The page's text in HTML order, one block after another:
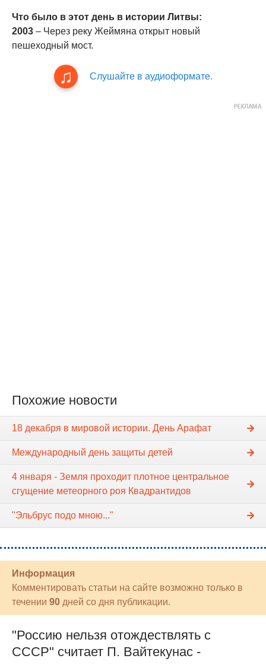
Что было в этот день в истории Литвы:
2003 – Через реку Жеймяна открыт новый
пешеходный мост.
Слушайте в аудиоформате.
Похожие новости
18 декабря в мировой истории. День Арафат
Международный день защиты детей
4 января - Земля проходит плотное центральное
сгущение метеорного роя Квадрантидов
"Эльбрус подо мною..."
Информация
Комментировать статьи на сайте возможно только в
течении 90 дней со дня публикации.
"Россию нельзя отождествлять с
СССР" считает П. Вайтекунас -